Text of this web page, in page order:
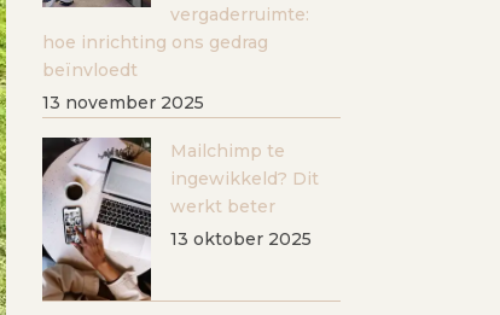
vergaderruimte:
hoe inrichting ons gedrag
beïnvloedt
13 november 2025
Mailchimp te
ingewikkeld? Dit
werkt beter
13 oktober 2025